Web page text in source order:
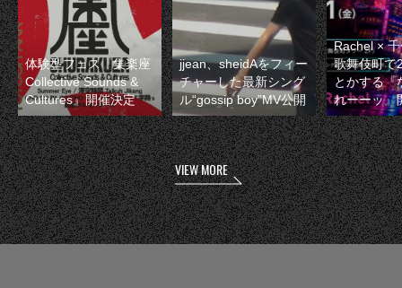
体験型フェス『集楽座
Collective Sounds &
Cultures』開催決定
jjean、sheidAをフィー
チャーした最新シング
ル“gossip boy”MV公開
Rachel ×
歌舞伎町で
とかする『
れーーッ』
VIEW MORE